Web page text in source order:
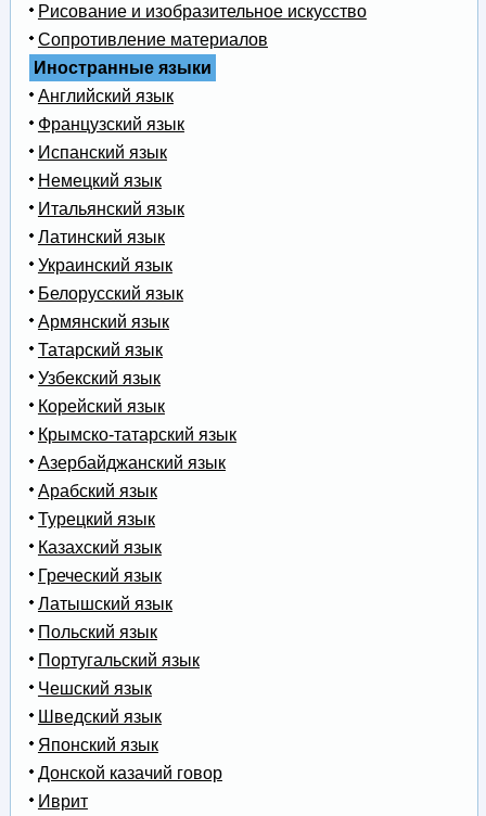
Рисование и изобразительное искусство
Сопротивление материалов
Иностранные языки
Английский язык
Французский язык
Испанский язык
Немецкий язык
Итальянский язык
Латинский язык
Украинский язык
Белорусский язык
Армянский язык
Татарский язык
Узбекский язык
Корейский язык
Крымско-татарский язык
Азербайджанский язык
Арабский язык
Турецкий язык
Казахский язык
Греческий язык
Латышский язык
Польский язык
Португальский язык
Чешский язык
Шведский язык
Японский язык
Донской казачий говор
Иврит